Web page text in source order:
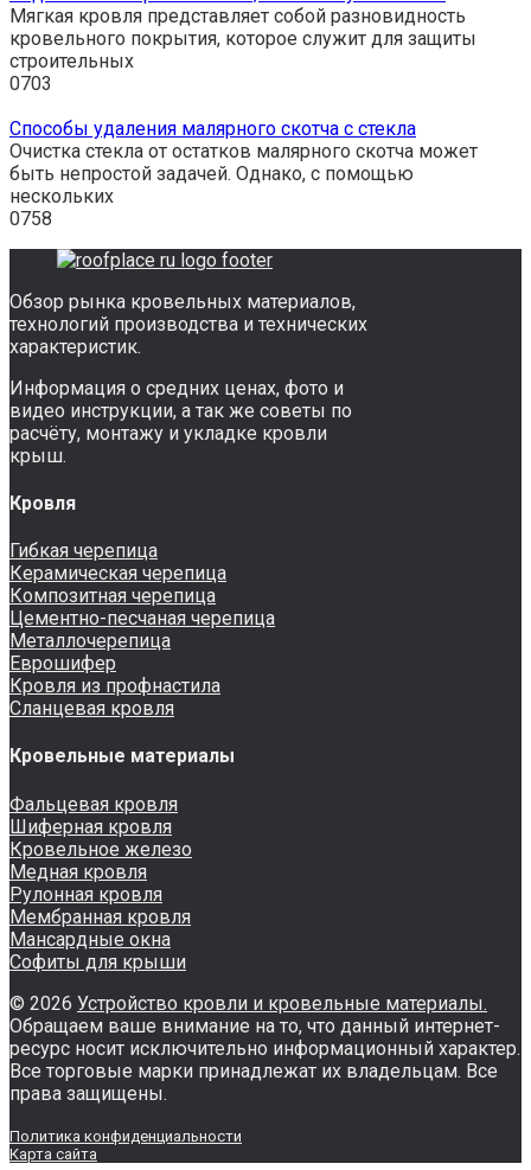
Мягкая кровля представляет собой разновидность
кровельного покрытия, которое служит для защиты
строительных
0703
Способы удаления малярного скотча с стекла
Очистка стекла от остатков малярного скотча может
быть непростой задачей. Однако, с помощью
нескольких
0758
Обзор рынка кровельных материалов,
технологий производства и технических
характеристик.
Информация о средних ценах, фото и
видео инструкции, а так же советы по
расчёту, монтажу и укладке кровли
крыш.
Кровля
Гибкая черепица
Керамическая черепица
Композитная черепица
Цементно-песчаная черепица
Металлочерепица
Еврошифер
Кровля из профнастила
Сланцевая кровля
Кровельные материалы
Фальцевая кровля
Шиферная кровля
Кровельное железо
Медная кровля
Рулонная кровля
Мембранная кровля
Мансардные окна
Софиты для крыши
© 2026 Устройство кровли и кровельные материалы.
Обращаем ваше внимание на то, что данный интернет-
ресурс носит исключительно информационный характер.
Все торговые марки принадлежат их владельцам. Все
права защищены.
Политика конфиденциальности
Карта сайта